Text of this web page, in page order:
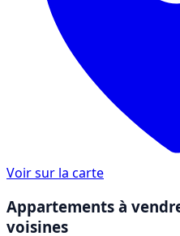
Voir sur la carte
Appartements à
voisines